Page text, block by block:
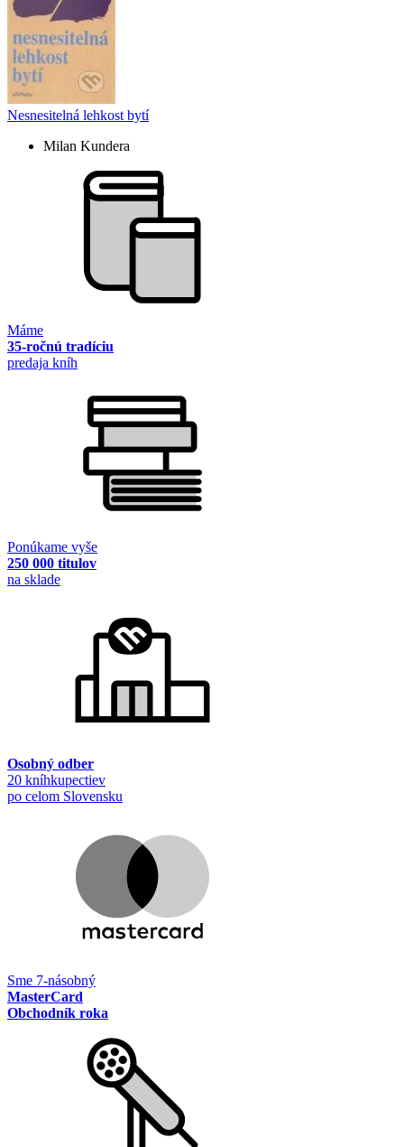
Nesnesitelná lehkost bytí
Milan Kundera
Máme
35-ročnú tradíciu
predaja kníh
Ponúkame vyše
250 000 titulov
na sklade
Osobný odber
20 kníhkupectiev
po celom Slovensku
Sme 7-násobný
MasterCard
Obchodník roka